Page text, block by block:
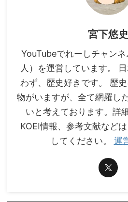
宮下悠史
YouTubeでれーしチャン
人）を運営しています。
わず、歴史好きです。 歴
物がいますが、全て網羅し
いと考えております。詳
KOEI情報、参考文献など
してください。 運